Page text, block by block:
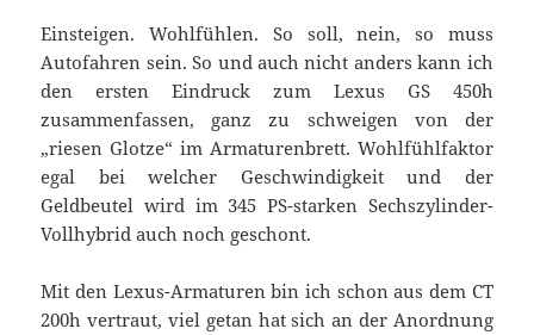
Einsteigen. Wohlfühlen. So soll, nein, so muss
Autofahren sein. So und auch nicht anders kann ich
den ersten Eindruck zum Lexus GS 450h
zusammenfassen, ganz zu schweigen von der
„riesen Glotze“ im Armaturenbrett. Wohlfühlfaktor
egal bei welcher Geschwindigkeit und der
Geldbeutel wird im 345 PS-starken Sechszylinder-
Vollhybrid auch noch geschont.
Mit den Lexus-Armaturen bin ich schon aus dem CT
200h vertraut, viel getan hat sich an der Anordnung